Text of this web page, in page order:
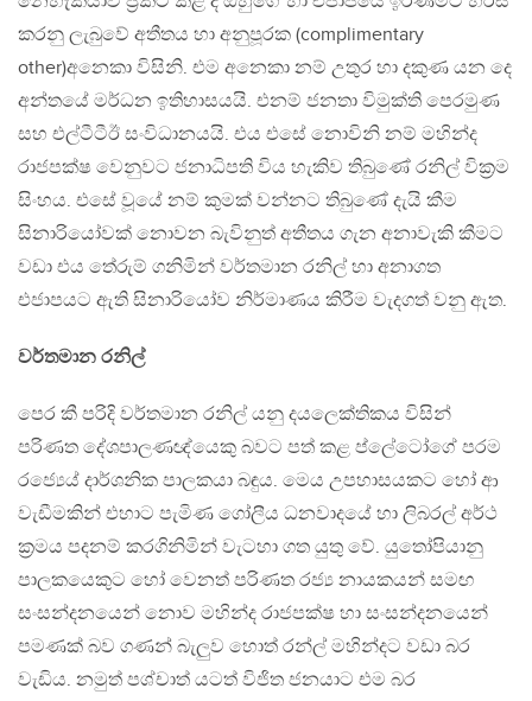
කරනු ලැබුවේ අතීතය හා අනුපූරක (complimentary
other)අනෙකා විසිනි. එම අනෙකා නම් උතුර හා දකුණ යන දෙ
අන්තයේ මර්ධන ඉතිහාසයයි. එනම් ජනතා විමුක්ති පෙරමුණ
සහ එල්ටීටීඊ සංවිධානයයි. එය එසේ නොවිනි නම් මහින්ද
රාජපක්ෂ වෙනුවට ජනාධිපති විය හැකිව තිබුණේ රනිල් වික්‍රම
සිංහය. එසේ වූයේ නම් කුමක් වන්නට තිබුණේ දැයි කීම
සිනාරියෝවක් නොවන බැවිනුත් අතීතය ගැන අනාවැකි කීමට
වඩා එය තේරුම් ගනිමින් වර්තමාන රනිල් හා අනාගත
එජාපයට ඇති සිනාරියෝව නිර්මාණය කිරීම වැදගත් වනු ඇත.
වර්තමාන රනිල්
පෙර කී පරිදි වර්තමාන රනිල් යනු දයලෙක්තිකය විසින්
පරිණත දේශපාලණඥ්යෙකු බවට පත් කළ ප්ලේටෝගේ පරම
රජ්‍යෙය් දාර්ශනික පාලකයා බඳුය. මෙය උපහාසයකට හෝ ආ
වැඩීමකින් එහාට පැමිණ ගෝලීය ධනවාදයේ හා ලිබරල් අර්ථ
ක්‍රමය පදනම් කරගිනිමින් වැටහා ගත යුතු වේ. යුතෝපියානු
පාලකයෙකුට හෝ වෙනත් පරිණත රජ්‍ය නායකයන් සමඟ
සංසන්දනයෙන් නොව මහින්ද රාජපක්ෂ හා සංසන්දනයෙන්
පමණක් බව ගණන් බැලුව හොත් රන්ල් මහින්දට වඩා බර
වැඩිය. නමුත් පශ්චාත් යටත් විජිත ජනයාට එම බර